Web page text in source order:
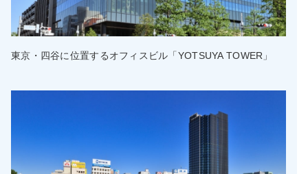
東京・四谷に位置するオフィスビル「YOTSUYA TOWER」